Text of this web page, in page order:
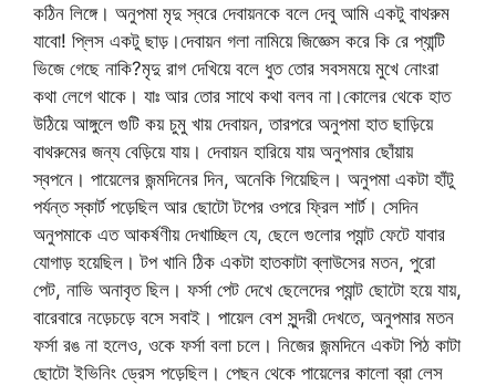
কঠিন লিঙ্গে। অনুপমা মৃদু স্বরে দেবায়নকে বলে দেবু আমি একটু বাথরুম
যাবো! প্লিস একটু ছাড়।দেবায়ন গলা নামিয়ে জিজ্ঞেস করে কি রে প্যান্টি
ভিজে গেছে নাকি?মৃদু রাগ দেখিয়ে বলে ধুত তোর সবসময়ে মুখে নোংরা
কথা লেগে থাকে। যাঃ আর তোর সাথে কথা বলব না।কোলের থেকে হাত
উঠিয়ে আঙ্গুলে গুটি কয় চুমু খায় দেবায়ন, তারপরে অনুপমা হাত ছাড়িয়ে
বাথরুমের জন্য বেড়িয়ে যায়। দেবায়ন হারিয়ে যায় অনুপমার ছোঁয়ায়
স্বপনে। পায়েলের জন্মদিনের দিন, অনেকি গিয়েছিল। অনুপমা একটা হাঁটু
পর্যন্ত স্কার্ট পড়েছিল আর ছোটো টপের ওপরে ফ্রিল শার্ট। সেদিন
অনুপমাকে এত আকর্ষণীয় দেখাচ্ছিল যে, ছেলে গুলোর প্যান্ট ফেটে যাবার
যোগাড় হয়েছিল। টপ খানি ঠিক একটা হাতকাটা ব্লাউসের মতন, পুরো
পেট, নাভি অনাবৃত ছিল। ফর্সা পেট দেখে ছেলেদের প্যান্ট ছোটো হয়ে যায়,
বারেবারে নড়েচড়ে বসে সবাই। পায়েল বেশ সুন্দরী দেখতে, অনুপমার মতন
ফর্সা রঙ না হলেও, ওকে ফর্সা বলা চলে। নিজের জন্মদিনে একটা পিঠ কাটা
ছোটো ইভিনিং ড্রেস পড়েছিল। পেছন থেকে পায়েলের কালো ব্রা লেস